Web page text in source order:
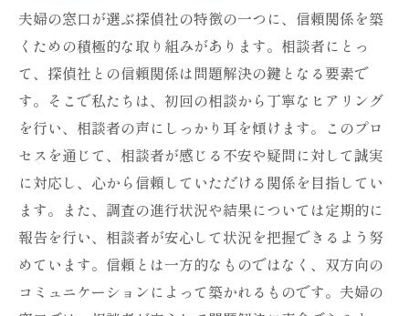
夫婦の窓口が選ぶ探偵社の特徴の一つに、信頼関係を築
くための積極的な取り組みがあります。相談者にとっ
て、探偵社との信頼関係は問題解決の鍵となる要素で
す。そこで私たちは、初回の相談から丁寧なヒアリング
を行い、相談者の声にしっかり耳を傾けます。このプロ
セスを通じて、相談者が感じる不安や疑問に対して誠実
に対応し、心から信頼していただける関係を目指してい
ます。また、調査の進行状況や結果については定期的に
報告を行い、相談者が安心して状況を把握できるよう努
めています。信頼とは一方的なものではなく、双方向の
コミュニケーションによって築かれるものです。夫婦の